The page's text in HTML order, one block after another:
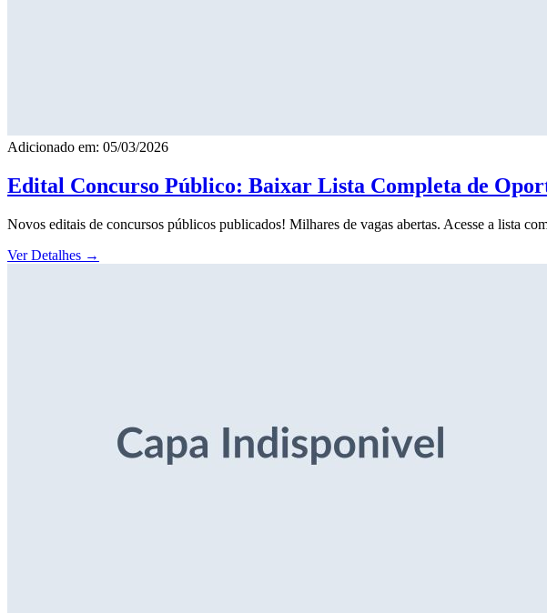
Adicionado em: 05/03/2026
Edital Concurso Público: Baixar Lista Completa de
Novos editais de concursos públicos publicados! Milhares de vagas abertas. Acesse a lista
Ver Detalhes →